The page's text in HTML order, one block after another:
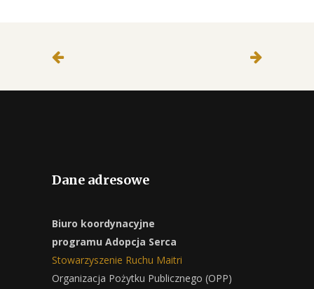
Dane adresowe
Biuro koordynacyjne
programu Adopcja Serca
Stowarzyszenie Ruchu Maitri
Organizacja Pożytku Publicznego (OPP)